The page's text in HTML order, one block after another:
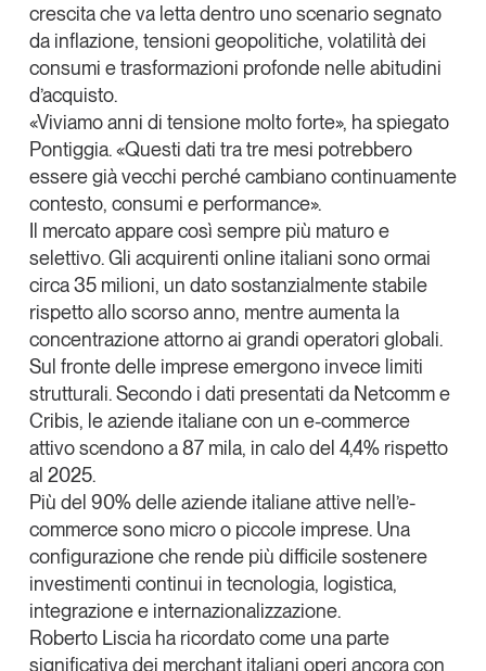
crescita che va letta dentro uno scenario segnato
da inflazione, tensioni geopolitiche, volatilità dei
consumi e trasformazioni profonde nelle abitudini
d’acquisto.
«Viviamo anni di tensione molto forte», ha spiegato
Pontiggia. «Questi dati tra tre mesi potrebbero
essere già vecchi perché cambiano continuamente
contesto, consumi e performance».
Il mercato appare così sempre più maturo e
selettivo. Gli acquirenti online italiani sono ormai
circa 35 milioni, un dato sostanzialmente stabile
rispetto allo scorso anno, mentre aumenta la
concentrazione attorno ai grandi operatori globali.
Sul fronte delle imprese emergono invece limiti
strutturali. Secondo i dati presentati da Netcomm e
Cribis, le aziende italiane con un e-commerce
attivo scendono a 87 mila, in calo del 4,4% rispetto
al 2025.
Più del 90% delle aziende italiane attive nell’e-
commerce sono micro o piccole imprese. Una
configurazione che rende più difficile sostenere
investimenti continui in tecnologia, logistica,
integrazione e internazionalizzazione.
Roberto Liscia ha ricordato come una parte
significativa dei merchant italiani operi ancora con